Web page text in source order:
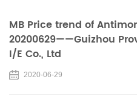
MB Price trend of
20200629——Guizhou
I/E Co., Ltd
2020-06-29